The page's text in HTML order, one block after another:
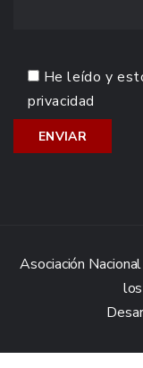
He leído y
privacidad
Asociación